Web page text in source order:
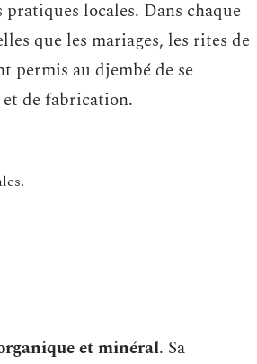
locales. Dans chaque
que les mariages, les rites de
permis au djembé de se
de fabrication.
et minéral. Sa